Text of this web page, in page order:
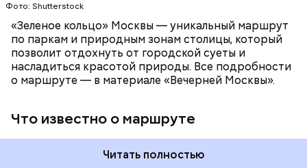
Фото: Shutterstock
«Зеленое кольцо» Москвы — уникальный маршрут
по паркам и природным зонам столицы, который
позволит отдохнуть от городской суеты и
насладиться красотой природы. Все подробности
о маршруте — в материале «Вечерней Москвы».
Что известно о маршруте
Читать полностью